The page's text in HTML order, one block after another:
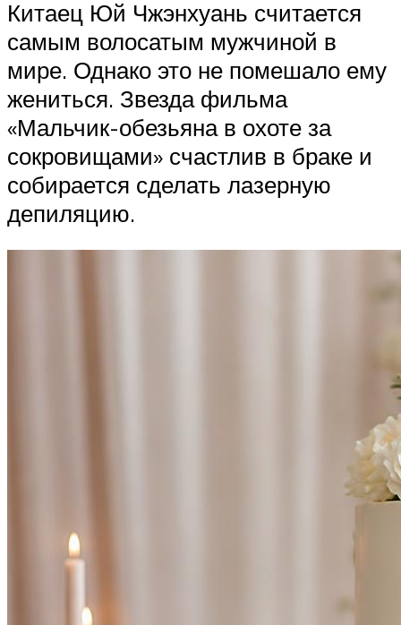
Китаец Юй Чжэнхуань считается
самым волосатым мужчиной в
мире. Однако это не помешало ему
жениться. Звезда фильма
«Мальчик-обезьяна в охоте за
сокровищами» счастлив в браке и
собирается сделать лазерную
депиляцию.